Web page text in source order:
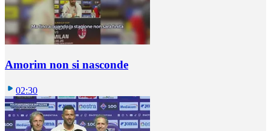
Amorim non si nasconde
02:30